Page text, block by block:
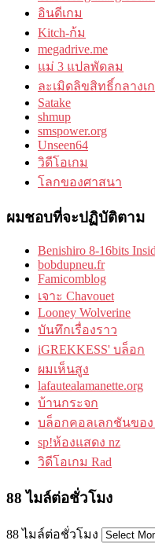
อินดีเกม
Kitch-ก้ม
megadrive.me
แม่ 3 แปลพัดลม
ละเมิดลิขสิทธิ์กลางเ
Satake
shmup
smspower.org
Unseen64
วิดีโอเกม
โลกของศาสนา
ผมชอบที่จะปฏิบัติตาม
Benishiro 8-16bits
bobdupneu.fr
Famicomblog
เจาะ Chavouet
Looney Wolverine
บันทึกเรื่องราว
iGREKKESS' บล็อก
ผมเห็นสูง
lafautealamanette.org
บ้านกระจก
บล็อกคอลเลกชันของ
sp!ห้องแสดง nz
วิดีโอเกม Rad
88 ไมล์ต่อชั่วโมง
88 ไมล์ต่อชั่วโมง